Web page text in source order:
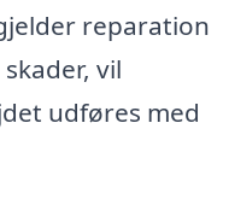
reparation
vil
udføres med